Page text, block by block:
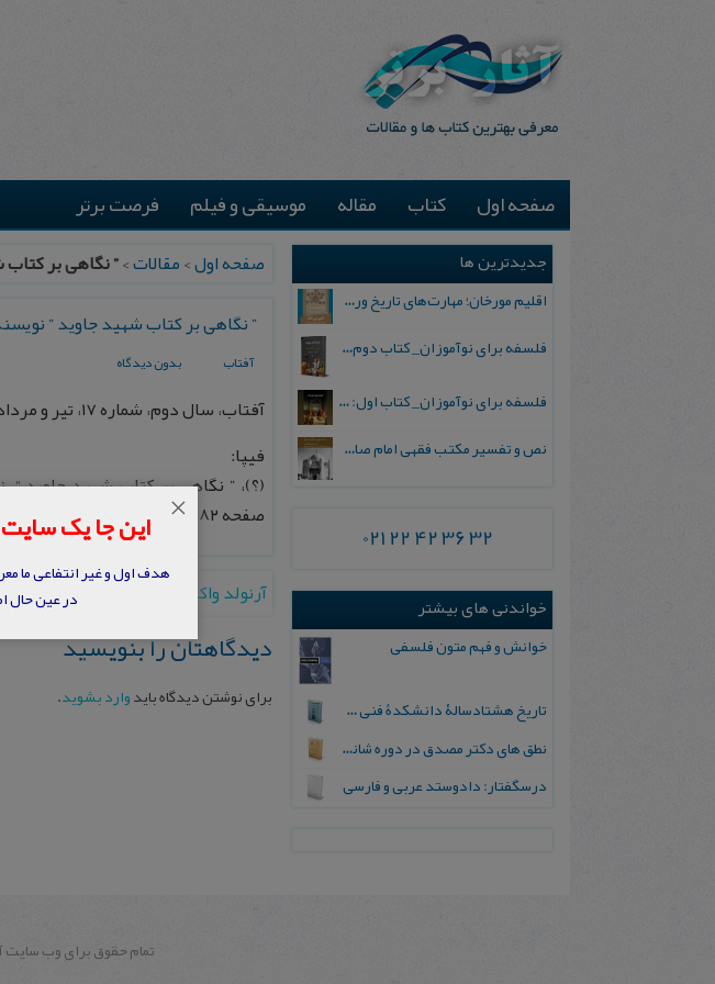
صفحه اول کتاب مقاله موسیقی و فیلم فرصت برتر
صفحه اول>مقالات>” نگاهی بر
” نگاهی بر كتاب شهيد جاويد ”
آفتاب بدون دیدگاه
آفتاب، سال دوم، شماره ۱۷، تير و مرداد ۱۳۸۱
فیپا:
صفحه ۸۲-۸۳.
آرنولد واکر: اسلام شناس انگلیسی→
دیدگاهتان را بنویسید
برای نوشتن دیدگاه بایدوارد بشوید.
جدیدترین ها
اقلیم مورخان؛ مهارت‌های تاریخ ورزی علمی
فلسفه برای نوآموزان_ کتاب دوم: پرسش درباره واقعیت و معرفت
فلسفه برای نوآموزان_ کتاب اول: تردید در باورهای رایج
نص و تفسیر مکتب فقهی امام صادق علیه السلام
021 22 42 36 32
خواندنی های بیشتر
خوانش و فهم متون فلسفی
تاریخ هشتادسالۀ دانشکدۀ فنی دانشگاه تهران
نطق های‌ دکتر مصدق‌ در دوره‌ شانزدهم‌ مجلس‌ شورای‌ ملی
درسگفتار: دادوستد عربی و فارسی
این جا یک
هدف اول و غیر انتفاعی ما
در عین حال
×
تمام حقوق برای وب سايت